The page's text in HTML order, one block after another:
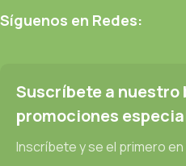
Síguenos en Redes:
Suscríbete a
promociones
Inscríbete y se el primero